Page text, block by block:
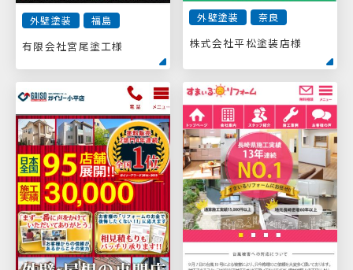
外壁塗装 福島
有限会社宮尾塗工様
外壁塗装 奈良
株式会社平松塗装店様